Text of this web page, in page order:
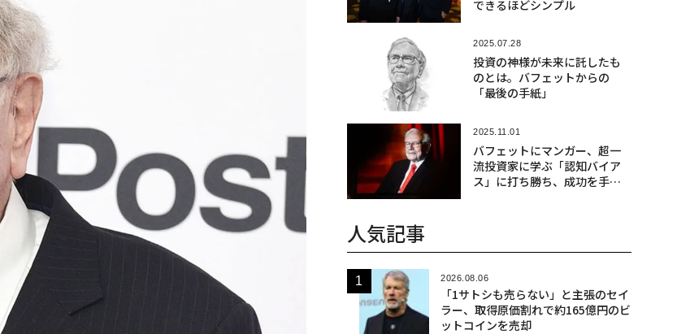
できるほどシンプル
2025.07.28
投資の神様が未来に託したも
のとは。バフェットからの
「最後の手紙」
2025.11.01
バフェットにマンガー、超一
流投資家に学ぶ「認知バイア
ス」に打ち勝ち、成功を手に
人気記事
2026.08.06
「1サトシも売らない」と主張のセイ
ラー、取得原価割れで約165億円のビ
ットコインを売却